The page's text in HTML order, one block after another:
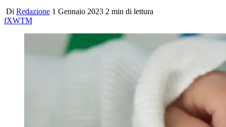
Di Redazione 1 Gennaio 2023 2 min di lettura
fXWTM